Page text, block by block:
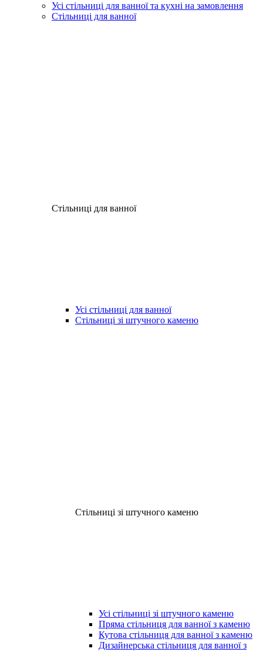
Усі стільниці для ванної та кухні на замовлення
Стільниці для ванної
Стільниці для ванної
Усі стільниці для ванної
Стільниці зі штучного каменю
Стільниці зі штучного каменю
Усі стільниці зі штучного каменю
Пряма стільниця для ванної з каменю
Кутова стільниця для ванної з каменю
Дизайнерська стільниця для ванної з